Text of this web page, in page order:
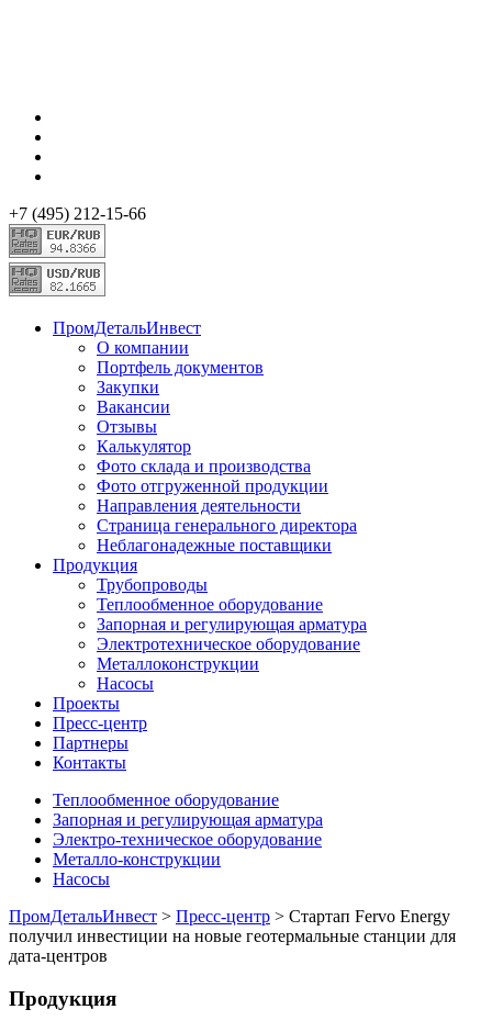
+7 (495) 212-15-66
ПромДетальИнвест
О компании
Портфель документов
Закупки
Вакансии
Отзывы
Калькулятор
Фото склада и производства
Фото отгруженной продукции
Направления деятельности
Страница генерального директора
Неблагонадежные поставщики
Продукция
Трубопроводы
Теплообменное оборудование
Запорная и регулирующая арматура
Электротехническое оборудование
Металлоконструкции
Насосы
Проекты
Пресс-центр
Партнеры
Контакты
Теплообменное оборудование
Запорная и регулирующая арматура
Электро-техническое оборудование
Металло-конструкции
Насосы
ПромДетальИнвест > Пресс-центр > Стартап Fervo Energy
получил инвестиции на новые геотермальные станции для
дата-центров
Продукция